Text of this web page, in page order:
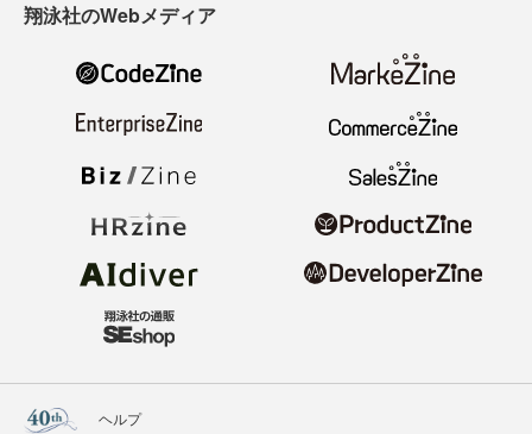
翔泳社のWebメディア
ヘルプ